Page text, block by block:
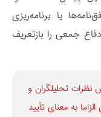
یا برنامه‌ریزی
جمعی را بازتعریف
نظرات تحليلگران و
به معنای تأیید